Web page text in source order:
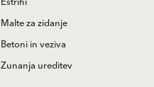
Malte za zidanje
Betoni in veziva
Zunanja ureditev